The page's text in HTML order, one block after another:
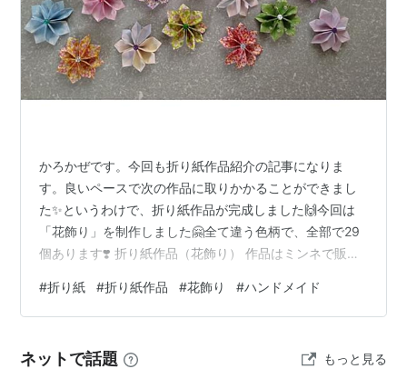
かろかぜです。今回も折り紙作品紹介の記事になりま
す。良いペースで次の作品に取りかかることができまし
た✨というわけで、折り紙作品が完成しました🙌今回は
「花飾り」を制作しました🤗全て違う色柄で、全部で29
個あります❣️ 折り紙作品（花飾り） 作品はミンネで販売
よりご覧ください🙇‍♀️ minne.com ミンネでは、他にも折り
紙作品を多数出品しております。ぜひご覧いただき、お
#折り紙 #折り紙作品 #花飾り #ハンドメイド
ネットで話題 もっと見る